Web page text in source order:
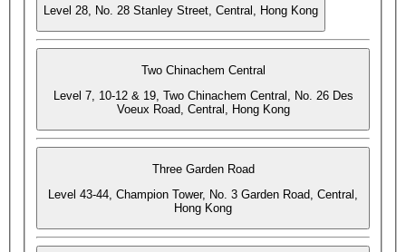
Level 28, No. 28 Stanley Street, Central, Hong Kong
Two Chinachem Central
Level 7, 10-12 & 19, Two Chinachem Central, No. 26 Des
Voeux Road, Central, Hong Kong
Three Garden Road
Level 43-44, Champion Tower, No. 3 Garden Road, Central,
Hong Kong